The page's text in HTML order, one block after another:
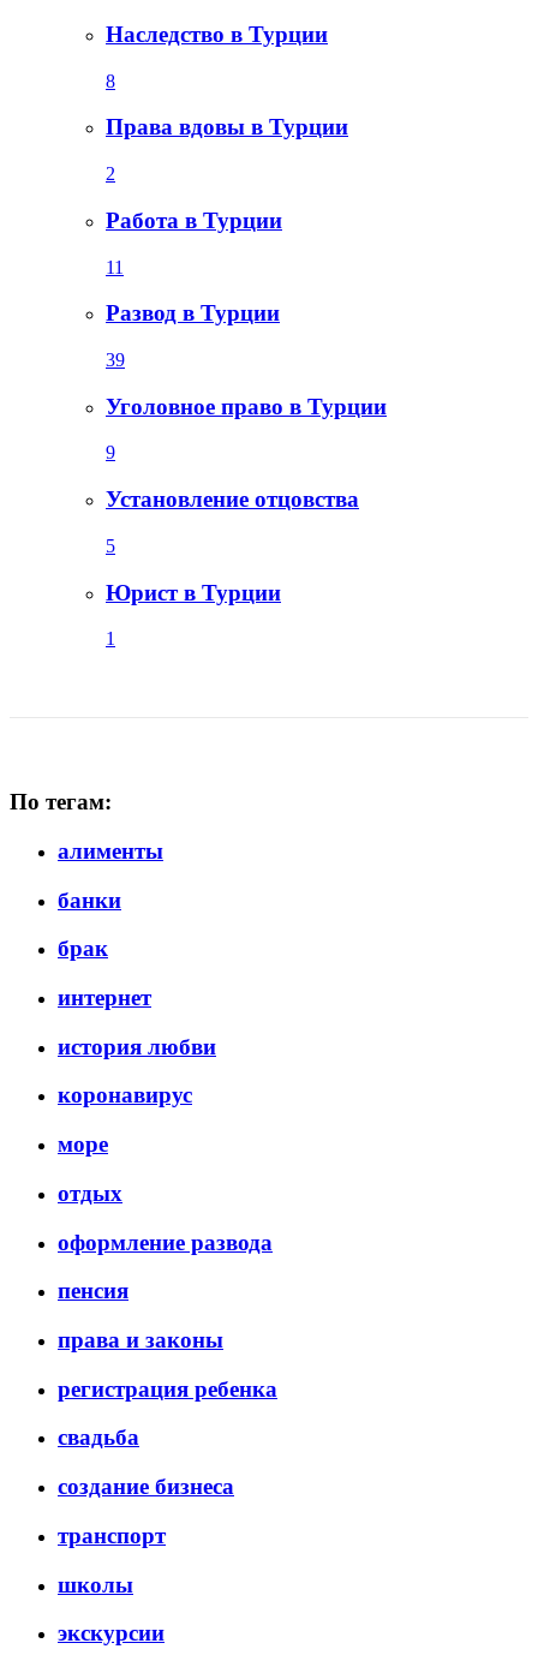
Наследство в Турции
8
Права вдовы в Турции
2
Работа в Турции
11
Развод в Турции
39
Уголовное право в Турции
9
Установление отцовства
5
Юрист в Турции
1
По тегам:
алименты
банки
брак
интернет
история любви
коронавирус
море
отдых
оформление развода
пенсия
права и законы
регистрация ребенка
свадьба
создание бизнеса
транспорт
школы
экскурсии